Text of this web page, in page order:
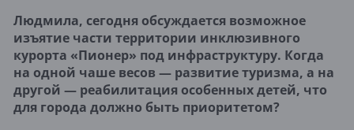
Людмила, сегодня обсуждается возможное
изъятие части территории инклюзивного
курорта «Пионер» под инфраструктуру. Когда
на одной чаше весов — развитие туризма, а на
другой — реабилитация особенных детей, что
для города должно быть приоритетом?